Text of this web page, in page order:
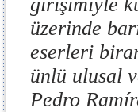
üzerinde
eserleri
ünlü ulusal
Pedro